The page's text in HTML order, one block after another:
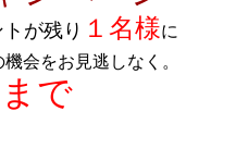
が残り １名様に
会をお見逃しなく。
で